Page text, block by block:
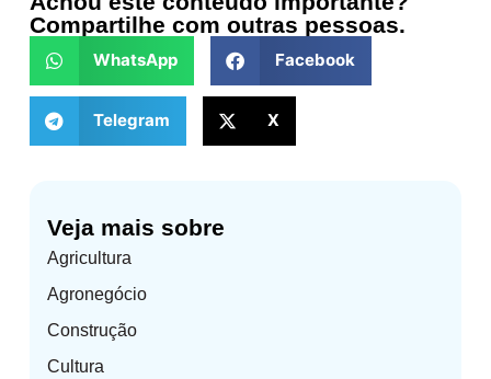
Veja mais sobre
Agricultura
Agronegócio
Construção
Cultura
Compartilhe com outras pessoas.
WhatsApp Facebook
Telegram X